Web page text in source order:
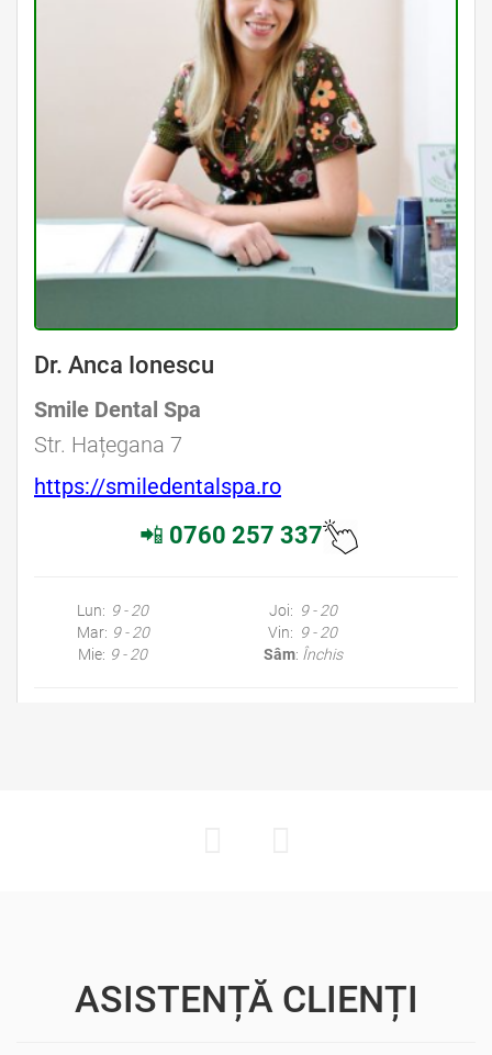
Dr. Anca Ionescu
Smile Dental Spa
Str. Hațegana 7
https://smiledentalspa.ro
📲 0760 257 337
Lun: 9 - 20
Mar: 9 - 20
Mie: 9 - 20
Joi: 9 - 20
Vin: 9 - 20
Sâm: Închis
ASISTENȚĂ CLIENȚI